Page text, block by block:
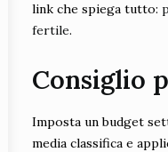
link che spiega tutto:
fertile.
Consiglio
Imposta un budget
media classifica e